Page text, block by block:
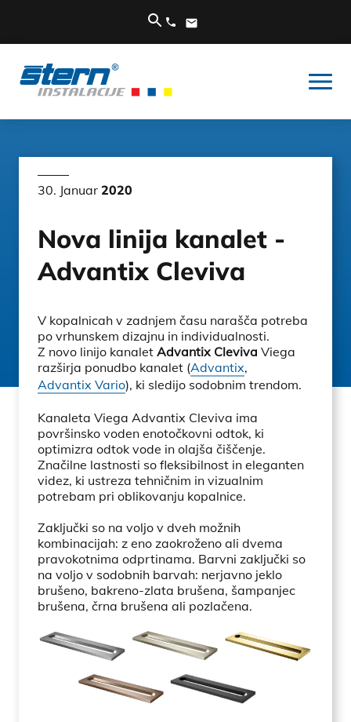
30. Januar 2020
Nova linija kanalet -
Advantix Cleviva
V kopalnicah v zadnjem času narašča potreba
po vrhunskem dizajnu in individualnosti.
Z novo linijo kanalet Advantix Cleviva Viega
razširja ponudbo kanalet (Advantix,
Advantix Vario), ki sledijo sodobnim trendom.
Kanaleta Viega Advantix Cleviva ima
površinsko voden enotočkovni odtok, ki
optimizra odtok vode in olajša čiščenje.
Značilne lastnosti so fleksibilnost in eleganten
videz, ki ustreza tehničnim in vizualnim
potrebam pri oblikovanju kopalnice.
Zaključki so na voljo v dveh možnih
kombinacijah: z eno zaokroženo ali dvema
pravokotnima odprtinama. Barvni zaključki so
na voljo v sodobnih barvah: nerjavno jeklo
brušeno, bakreno-zlata brušena, šampanjec
brušena, črna brušena ali pozlačena.